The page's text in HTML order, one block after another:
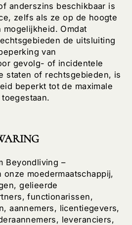
anderszins beschikbaar is
zelfs als ze op de hoogte
Omdat
de uitsluiting
van
gevolg- of incidentele
staten of rechtsgebieden, is
beperkt tot de maximale
Beyondliving –
onze moedermaatschappij,
gelieerde
functionarissen,
aannemers, licentiegevers,
leveranciers,